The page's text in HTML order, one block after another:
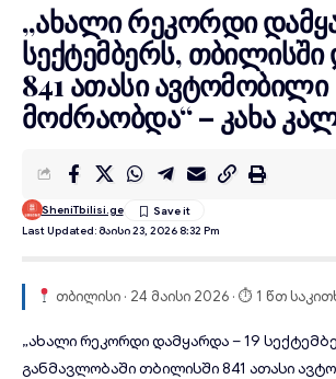
„ახალი რეკორდი
სექტემბერს,
841 ათასი ავტომობილი
მოძრაობდა“ – კახა
Last Updated: Მაისი 23, 2026 8:32 Pm
SheniTbilisi.ge
თბილისი · 24 მაისი 2026 · ⏱ 1 წთ
„ახალი რეკორდიდამყარდა – 19
განმავლობაში თბილისში 841 ათასი